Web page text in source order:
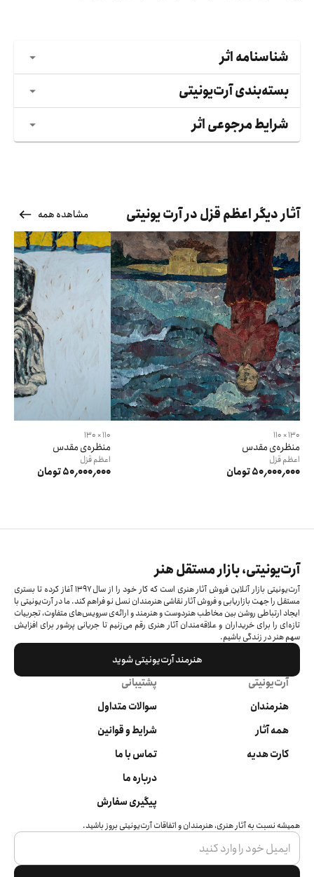
شناسنامه اثر
بسته‌بندی آرت‌یونیتی
شرایط مرجوعی اثر
آثار دیگر اعظم قزل در آرت یونیتی مشاهده همه
130 × 110
منظره‌ی مقدس
اعظمقزل
50٬000٬000 تومان
110 × 130
منظره‌ی مقدس
اعظمقزل
50٬000٬000 تومان
آرت‌یونیتی، بازار مستقل هنر
آرت‌یونیتی بازار آنلاین فروش آثار هنری است که کار خود را از سال ۱۳۹۷ آغاز کرده‌ تا بستری
مستقل را جهت بازاریابی و فروش آثار نقاشی هنرمندان نسل نو فراهم کند. ما در آرت‌یونیتی با
ایجاد ارتباطی روشن بین مخاطب هنردوست و هنرمند و ارائه‌ی سرویس‌های متفاوت، تجربیات
تازه‌ای را برای خریداران و علاقه‌مندان آثار هنری رقم می‌زنیم تا جریانی پرشور برای افزایش
سهم هنر در زندگی باشیم.
هنرمند آرت‌یونیتی شوید
آرت‌یونیتی
هنرمندان
همه آثار
کارت هدیه
پشتیبانی
سوالات متداول
شرایط و قوانین
تماس با ما
درباره ما
پیگیری سفارش
همیشه نسبت به آثار هنری، هنرمندان و اتفاقات آرت‌یونیتی بروز باشید.